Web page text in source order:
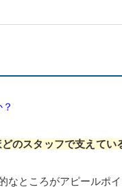
のスタッフで支えてい
なところがアピールポイ